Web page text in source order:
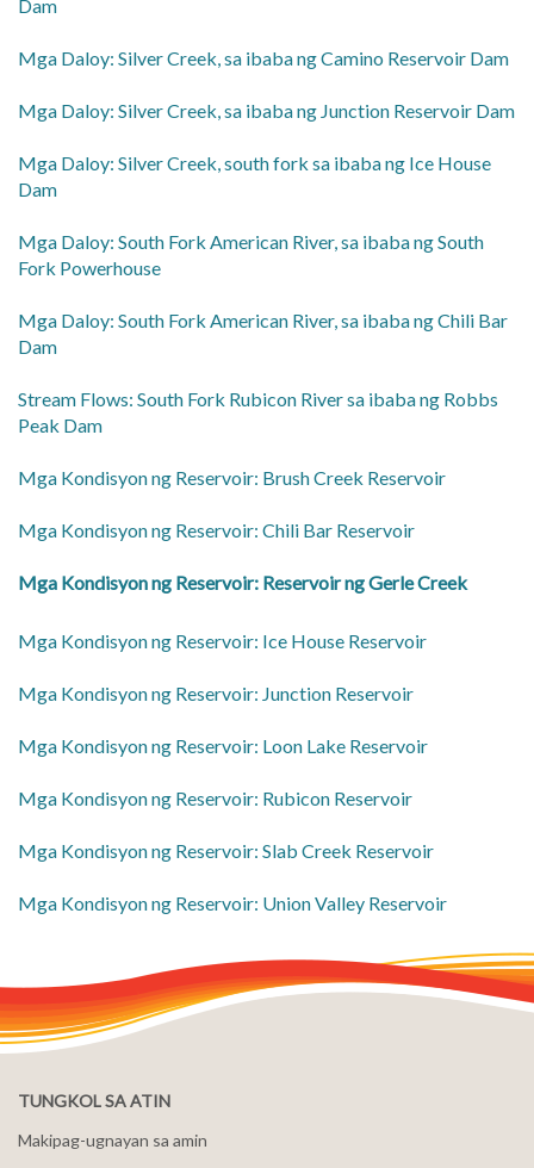
Dam
​Mga Daloy: Silver Creek, sa ibaba ng Camino Reservoir Dam
​Mga Daloy: Silver Creek, sa ibaba ng Junction Reservoir Dam
​Mga Daloy: Silver Creek, south fork sa ibaba ng Ice House
Dam
​Mga Daloy: South Fork American River, sa ibaba ng South
Fork Powerhouse
​Mga Daloy: South Fork American River, sa ibaba ng Chili Bar
Dam
Stream Flows: South Fork Rubicon River sa ibaba ng Robbs
Peak Dam
​Mga Kondisyon ng Reservoir: Brush Creek Reservoir
​Mga Kondisyon ng Reservoir: Chili Bar Reservoir
​Mga Kondisyon ng Reservoir: Reservoir ng Gerle Creek
​Mga Kondisyon ng Reservoir: Ice House Reservoir
​Mga Kondisyon ng Reservoir: Junction Reservoir
​Mga Kondisyon ng Reservoir: Loon Lake Reservoir
​Mga Kondisyon ng Reservoir: Rubicon Reservoir
​Mga Kondisyon ng Reservoir: Slab Creek Reservoir
​Mga Kondisyon ng Reservoir: Union Valley Reservoir
TUNGKOL SA ATIN
Makipag-ugnayan sa amin